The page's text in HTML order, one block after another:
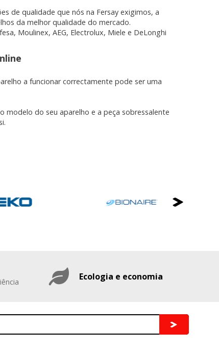
de qualidade que nós na Fersay exigimos, a
da melhor qualidade do mercado.
Moulinex, AEG, Electrolux, Miele e DeLonghi
a funcionar correctamente pode ser uma
modelo do seu aparelho e a peça sobressalente
Ecologia e economia
puedes consultar nuestra